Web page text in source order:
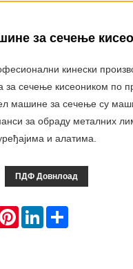
за сечење
кинески
сечење кисеоником по
машине за сечење су
за обраду металних
и алатима.
ПДФ Довнлоад
PinterestLinkedInShare